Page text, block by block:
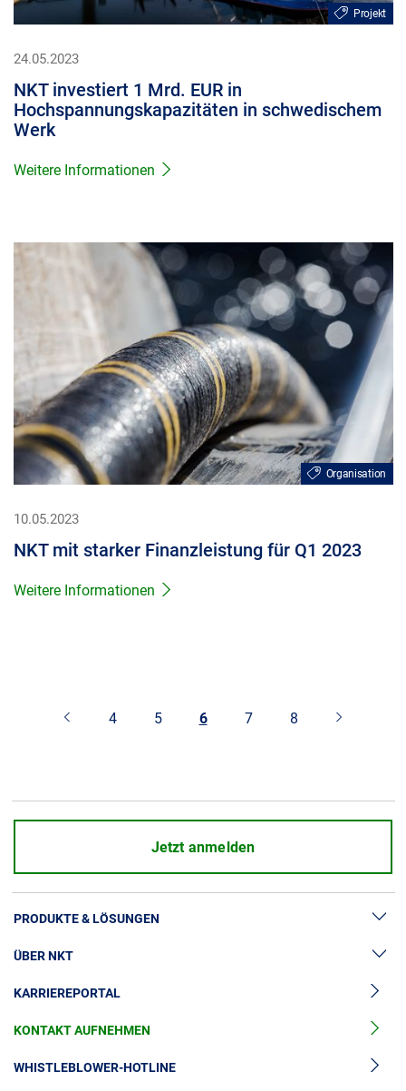
Projekt
24.05.2023
NKT investiert 1 Mrd. EUR in
Hochspannungskapazitäten in schwedischem
Werk
Weitere Informationen
Organisation
10.05.2023
NKT mit starker Finanzleistung für Q1 2023
Weitere Informationen
4 5 6 7 8
Jetzt anmelden
PRODUKTE & LÖSUNGEN
Hochspannung
Kabelgarnituren
Mittelspannungskabel
Niederspannungskabel
ÜBER NKT
News & Presse
Unsere Geschichte
Investoren
KARRIEREPORTAL
KONTAKT AUFNEHMEN
WHISTLEBLOWER-HOTLINE